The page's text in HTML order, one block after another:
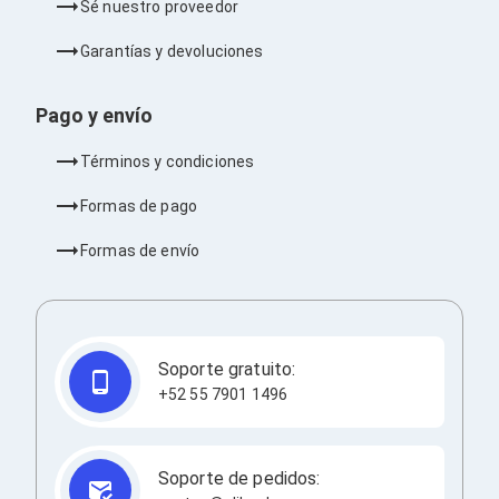
Barras de Sonido
Sonido para Centros de Entretenimiento
Home Theater
Proyección
Proyectores
Accesorios Proyectores
Soportes de Proyectores
Presentadores
Maletines para Proyectores
Pantallas de Proyección
Adaptadores de Red para Proyectores
Accesorios TV
Soportes para Pantallas
Controles Remoto
Reproductores para Transmisión Multimedia
Pantallas Comerciales
Pantallas Interactivas
Sé nuestro proveedor
Garantías y devoluciones
Pago y envío
Términos y condiciones
Formas de pago
Formas de envío
Soporte gratuito:
+52 55 7901 1496
Soporte de pedidos: